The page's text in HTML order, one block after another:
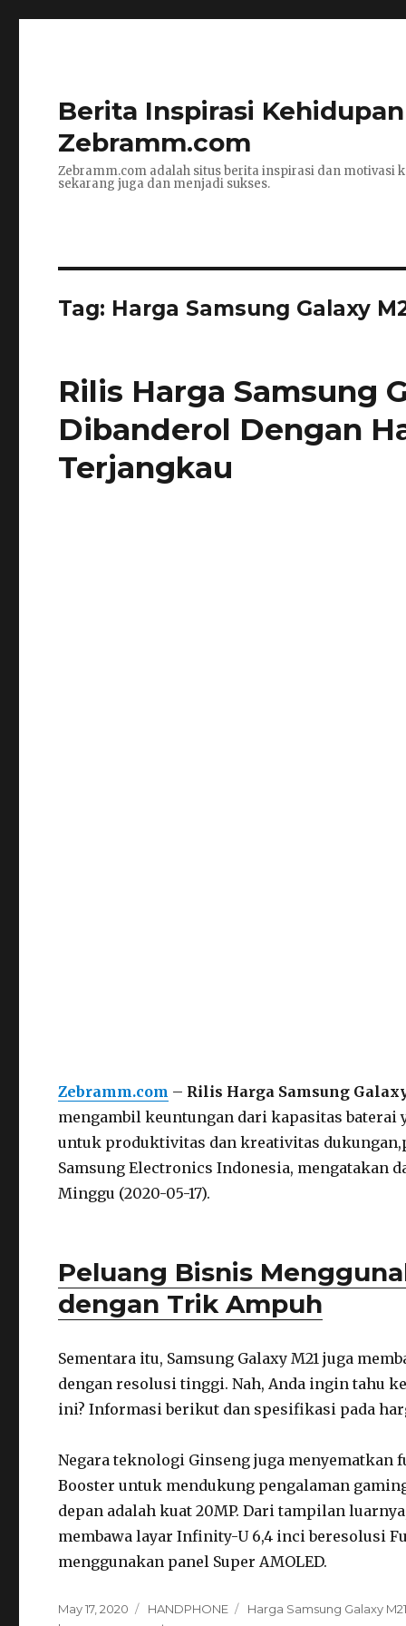
Berita Inspirasi
Zebramm.com
Zebramm.com adalah situs berita inspirasi dan motivasi
sekarang juga dan menjadi sukses.
Tag: Harga Samsung Galaxy
Rilis Harga Samsung
Dibanderol Dengan
Terjangkau
Zebramm.com – Rilis Harga Samsung
mengambil keuntungan dari kapasitas baterai
untuk produktivitas dan kreativitas
Samsung Electronics Indonesia, mengatakan
Minggu (2020-05-17).
Peluang Bisnis
dengan Trik Ampuh
Sementara itu, Samsung Galaxy M21 juga
dengan resolusi tinggi. Nah, Anda ingin tahu
ini? Informasi berikut dan spesifikasi pada
Negara teknologi Ginseng juga menyematkan
Booster untuk mendukung pengalaman
depan adalah kuat 20MP. Dari tampilan
membawa layar Infinity-U 6,4 inci beresolusi
menggunakan panel Super AMOLED.
Posted
May 17, 2020 Categories
HANDPHONE Tags
Harga Samsung Galaxy M21